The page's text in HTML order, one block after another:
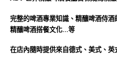
完整的啤酒專業知識、精釀啤酒侍酒
精釀啤酒搭餐文化…等
在店內隨時提供來自德式、美式、